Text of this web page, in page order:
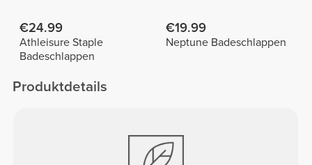
€24.99
Athleisure Staple
Badeschlappen
€19.99
Neptune Badeschlappen
Produktdetails